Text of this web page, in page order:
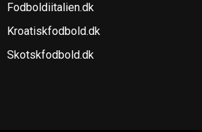
Fodboldiitalien.dk
Kroatiskfodbold.dk
Skotskfodbold.dk